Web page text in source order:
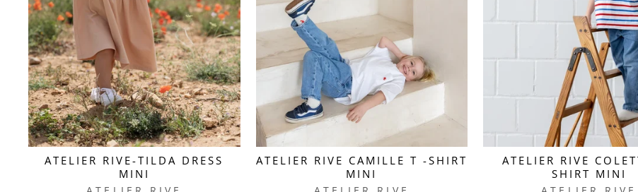
ATELIER RIVE-TILDA DRESS
MINI
ATELIER RIVE CAMILLE T -SHIRT
MINI
ATELIER RIVE
SHIRT MINI